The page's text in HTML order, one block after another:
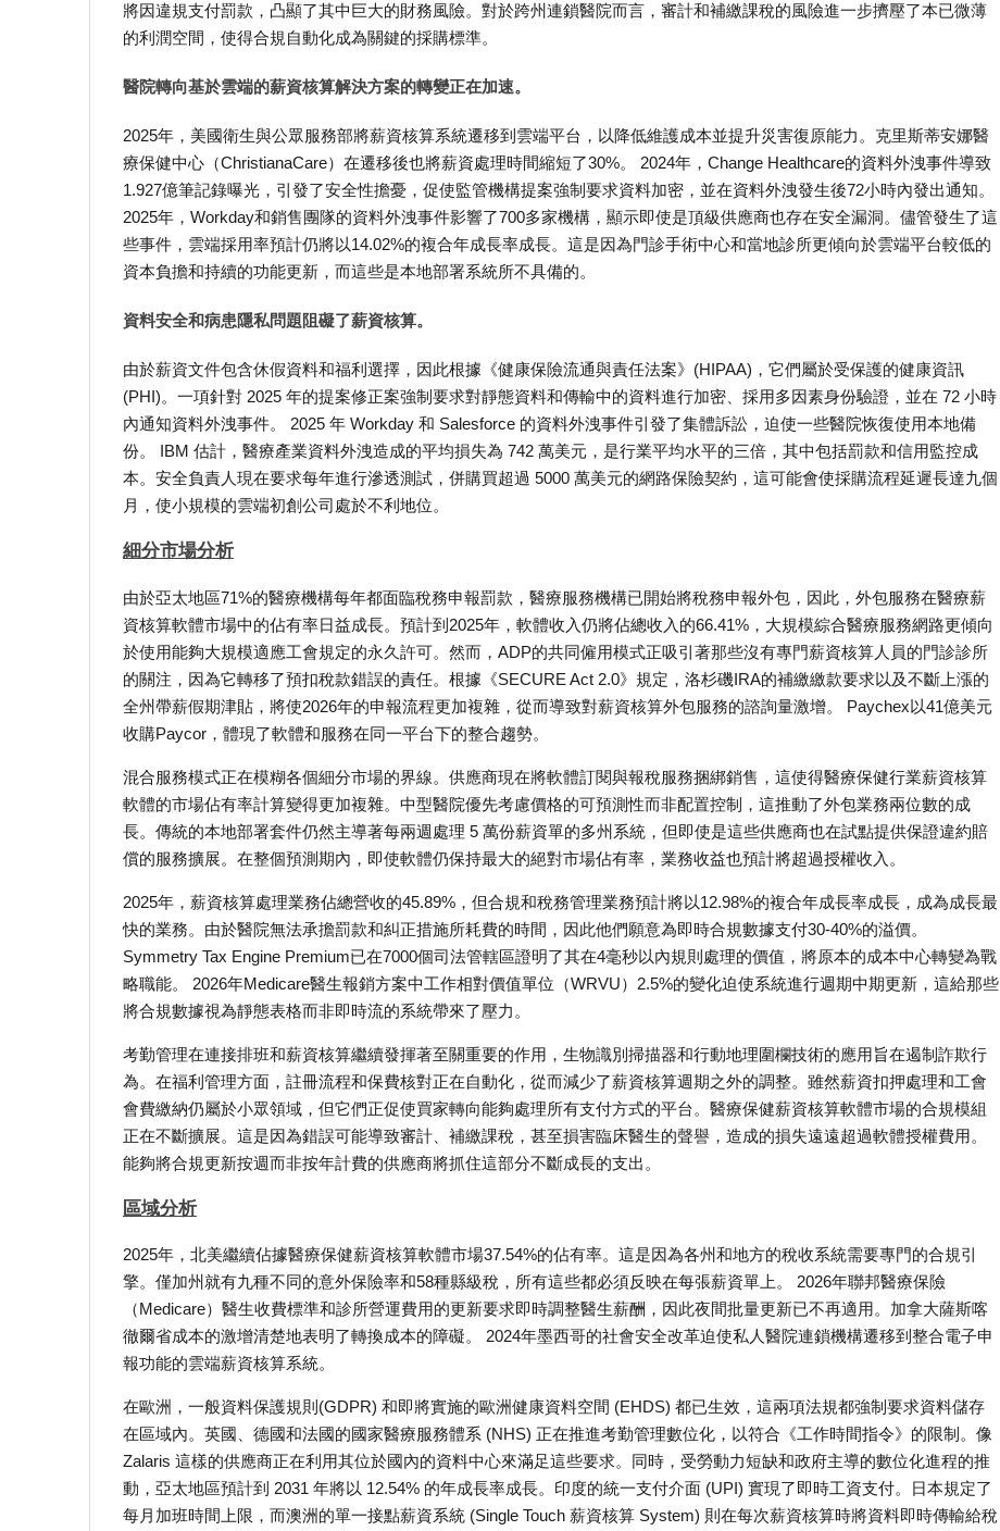
將因違規支付罰款，凸顯了其中巨大的財務風險。對於跨州連鎖醫院而言，審計和補繳課稅的風險進一步擠壓了本已微薄
的利潤空間，使得合規自動化成為關鍵的採購標準。
醫院轉向基於雲端的薪資核算解決方案的轉變正在加速。
2025年，美國衛生與公眾服務部將薪資核算系統遷移到雲端平台，以降低維護成本並提升災害復原能力。克里斯蒂安娜醫
療保健中心（ChristianaCare）在遷移後也將薪資處理時間縮短了30%。 2024年，Change Healthcare的資料外洩事件導致
1.927億筆記錄曝光，引發了安全性擔憂，促使監管機構提案強制要求資料加密，並在資料外洩發生後72小時內發出通知。
2025年，Workday和銷售團隊的資料外洩事件影響了700多家機構，顯示即使是頂級供應商也存在安全漏洞。儘管發生了這
些事件，雲端採用率預計仍將以14.02%的複合年成長率成長。這是因為門診手術中心和當地診所更傾向於雲端平台較低的
資本負擔和持續的功能更新，而這些是本地部署系統所不具備的。
資料安全和病患隱私問題阻礙了薪資核算。
由於薪資文件包含休假資料和福利選擇，因此根據《健康保險流通與責任法案》(HIPAA)，它們屬於受保護的健康資訊
(PHI)。一項針對 2025 年的提案修正案強制要求對靜態資料和傳輸中的資料進行加密、採用多因素身份驗證，並在 72 小時
內通知資料外洩事件。 2025 年 Workday 和 Salesforce 的資料外洩事件引發了集體訴訟，迫使一些醫院恢復使用本地備
份。 IBM 估計，醫療產業資料外洩造成的平均損失為 742 萬美元，是行業平均水平的三倍，其中包括罰款和信用監控成
本。安全負責人現在要求每年進行滲透測試，併購買超過 5000 萬美元的網路保險契約，這可能會使採購流程延遲長達九個
月，使小規模的雲端初創公司處於不利地位。
細分市場分析
由於亞太地區71%的醫療機構每年都面臨稅務申報罰款，醫療服務機構已開始將稅務申報外包，因此，外包服務在醫療薪
資核算軟體市場中的佔有率日益成長。預計到2025年，軟體收入仍將佔總收入的66.41%，大規模綜合醫療服務網路更傾向
於使用能夠大規模適應工會規定的永久許可。然而，ADP的共同僱用模式正吸引著那些沒有專門薪資核算人員的門診診所
的關注，因為它轉移了預扣稅款錯誤的責任。根據《SECURE Act 2.0》規定，洛杉磯IRA的補繳繳款要求以及不斷上漲的
全州帶薪假期津貼，將使2026年的申報流程更加複雜，從而導致對薪資核算外包服務的諮詢量激增。 Paychex以41億美元
收購Paycor，體現了軟體和服務在同一平台下的整合趨勢。
混合服務模式正在模糊各個細分市場的界線。供應商現在將軟體訂閱與報稅服務捆綁銷售，這使得醫療保健行業薪資核算
軟體的市場佔有率計算變得更加複雜。中型醫院優先考慮價格的可預測性而非配置控制，這推動了外包業務兩位數的成
長。傳統的本地部署套件仍然主導著每兩週處理 5 萬份薪資單的多州系統，但即使是這些供應商也在試點提供保證違約賠
償的服務擴展。在整個預測期內，即使軟體仍保持最大的絕對市場佔有率，業務收益也預計將超過授權收入。
2025年，薪資核算處理業務佔總營收的45.89%，但合規和稅務管理業務預計將以12.98%的複合年成長率成長，成為成長最
快的業務。由於醫院無法承擔罰款和糾正措施所耗費的時間，因此他們願意為即時合規數據支付30-40%的溢價。
Symmetry Tax Engine Premium已在7000個司法管轄區證明了其在4毫秒以內規則處理的價值，將原本的成本中心轉變為戰
略職能。 2026年Medicare醫生報銷方案中工作相對價值單位（WRVU）2.5%的變化迫使系統進行週期中期更新，這給那些
將合規數據視為靜態表格而非即時流的系統帶來了壓力。
考勤管理在連接排班和薪資核算繼續發揮著至關重要的作用，生物識別掃描器和行動地理圍欄技術的應用旨在遏制詐欺行
為。在福利管理方面，註冊流程和保費核對正在自動化，從而減少了薪資核算週期之外的調整。雖然薪資扣押處理和工會
會費繳納仍屬於小眾領域，但它們正促使買家轉向能夠處理所有支付方式的平台。醫療保健薪資核算軟體市場的合規模組
正在不斷擴展。這是因為錯誤可能導致審計、補繳課稅，甚至損害臨床醫生的聲譽，造成的損失遠遠超過軟體授權費用。
能夠將合規更新按週而非按年計費的供應商將抓住這部分不斷成長的支出。
區域分析
2025年，北美繼續佔據醫療保健薪資核算軟體市場37.54%的佔有率。這是因為各州和地方的稅收系統需要專門的合規引
擎。僅加州就有九種不同的意外保險率和58種縣級稅，所有這些都必須反映在每張薪資單上。 2026年聯邦醫療保險
（Medicare）醫生收費標準和診所營運費用的更新要求即時調整醫生薪酬，因此夜間批量更新已不再適用。加拿大薩斯喀
徹爾省成本的激增清楚地表明了轉換成本的障礙。 2024年墨西哥的社會安全改革迫使私人醫院連鎖機構遷移到整合電子申
報功能的雲端薪資核算系統。
在歐洲，一般資料保護規則(GDPR) 和即將實施的歐洲健康資料空間 (EHDS) 都已生效，這兩項法規都強制要求資料儲存
在區域內。英國、德國和法國的國家醫療服務體系 (NHS) 正在推進考勤管理數位化，以符合《工作時間指令》的限制。像
Zalaris 這樣的供應商正在利用其位於國內的資料中心來滿足這些要求。同時，受勞動力短缺和政府主導的數位化進程的推
動，亞太地區預計到 2031 年將以 12.54% 的年成長率成長。印度的統一支付介面 (UPI) 實現了即時工資支付。日本規定了
每月加班時間上限，而澳洲的單一接點薪資系統 (Single Touch 薪資核算 System) 則在每次薪資核算時將資料即時傳輸給稅